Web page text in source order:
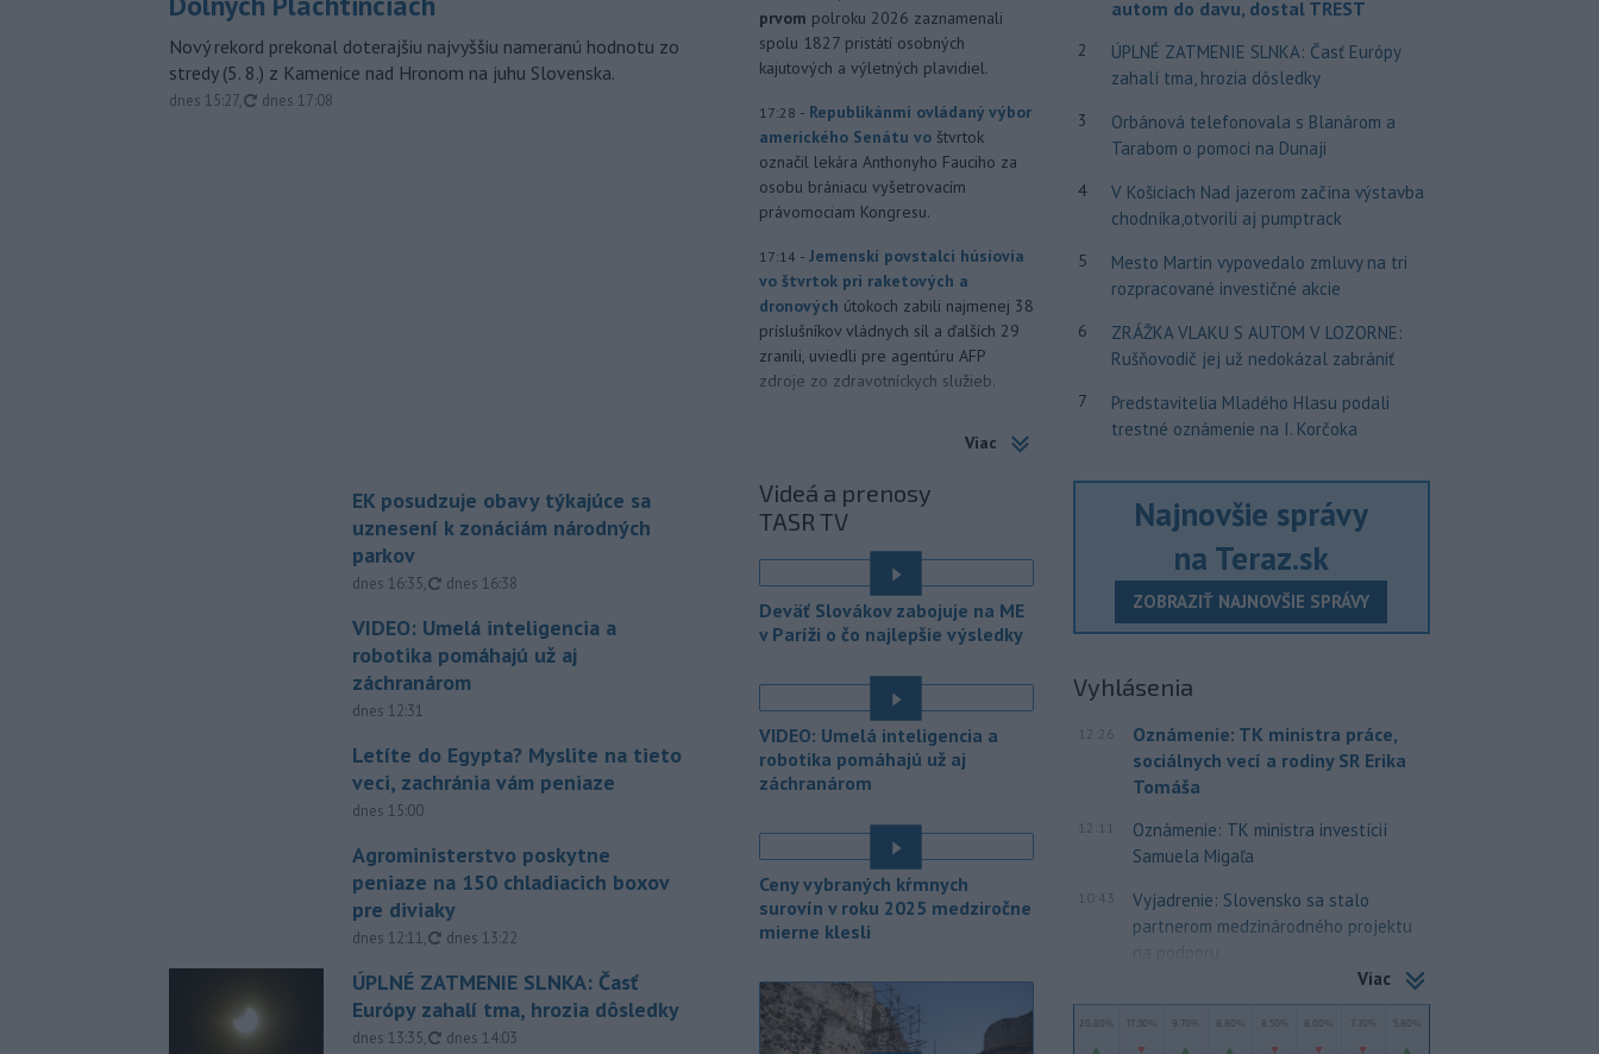
Nový rekord prekonal doterajšiu najvyššiu nameranú hodnotu zo
stredy (5. 8.) z Kamenice nad Hronom na juhu Slovenska.
dnes 15:27, aktualizované
dnes 17:08
EK posudzuje obavy týkajúce sa
uznesení k zonáciám národných
parkov
dnes 16:35, aktualizované
dnes 16:38
VIDEO: Umelá inteligencia a
robotika pomáhajú už aj
záchranárom
dnes 12:31
Letíte do Egypta? Myslite na tieto
veci, zachránia vám peniaze
dnes 15:00
Agroministerstvo poskytne
peniaze na 150 chladiacich boxov
pre diviaky
dnes 12:11, aktualizované
dnes 13:22
ÚPLNÉ ZATMENIE SLNKA: Časť
Európy zahalí tma, hrozia dôsledky
dnes 13:35, aktualizované
dnes 14:03
prvom polroku 2026 zaznamenali
spolu 1827 pristátí osobných
kajutových a výletných plavidiel.
17:28 - Republikánmi ovládaný výbor
amerického Senátu vo štvrtok
označil lekára Anthonyho Fauciho za
osobu brániacu vyšetrovacím
právomociam Kongresu.
17:14 - Jemenskí povstalci húsíovia
vo štvrtok pri raketových a
dronových útokoch zabili najmenej 38
príslušníkov vládnych síl a ďalších 29
zranili, uviedli pre agentúru AFP
zdroje zo zdravotníckych služieb.
monitoruje situáciu a posudzuje
vládnych uznesení k zonáciám
národných parkov. Zároveň posudzuje
ôsmu žiadosť o platbu z plánu
15:44 - Počas minulotýždňového
prekročenia hranice desaťtisícov
španielskej exklávy Ceuta zomrelo
približne 100 ľudí, oznámil vo štvrtok
tamojší starosta Juan Jesús Vivas v
Európskom parlamente.
Slovenského
hydrometeorologického ústavu
(SHMÚ) vo štvrtok opäť zaznamenali
nový absolútny rekord teploty
vzduchu. V Dolných Plachtinciach v
popoludní 42 stupňov Celzia.
13:41 - Podpredsedníčka
Viac
Videá a prenosy
TASR TV
Deväť Slovákov zabojuje na ME
v Paríži o čo najlepšie výsledky
VIDEO: Umelá inteligencia a
robotika pomáhajú už aj
záchranárom
Ceny vybraných kŕmnych
surovín v roku 2025 medziročne
mierne klesli
autom do davu, dostal TREST
2
ÚPLNÉ ZATMENIE SLNKA: Časť Európy
zahalí tma, hrozia dôsledky
3
Orbánová telefonovala s Blanárom a
Tarabom o pomoci na Dunaji
4
V Košiciach Nad jazerom začína výstavba
chodníka,otvorili aj pumptrack
5
Mesto Martin vypovedalo zmluvy na tri
rozpracované investičné akcie
6
ZRÁŽKA VLAKU S AUTOM V LOZORNE:
Rušňovodič jej už nedokázal zabrániť
7
Predstavitelia Mladého Hlasu podali
trestné oznámenie na I. Korčoka
Najnovšie správy
na Teraz.sk
ZOBRAZIŤ NAJNOVŠIE SPRÁVY
Vyhlásenia
12:26
Oznámenie: TK ministra práce,
sociálnych vecí a rodiny SR Erika
Tomáša
12:11
Oznámenie: TK ministra investícií
Samuela Migaľa
10:43
Vyjadrenie: Slovensko sa stalo
partnerom medzinárodného projektu
na podporu...
Viac